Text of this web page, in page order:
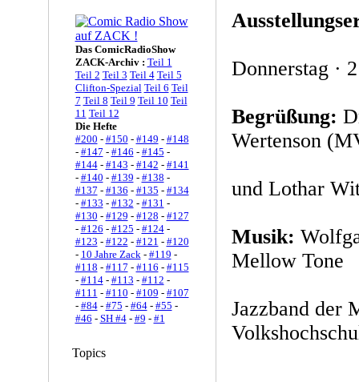
Das ComicRadioShow
ZACK-Archiv : Teil 1
Teil 2 Teil 3 Teil 4 Teil 5
Clifton-Spezial Teil 6 Teil
7 Teil 8 Teil 9 Teil 10 Teil
11 Teil 12
Die Hefte
#200 - #150 - #149 - #148
- #147 - #146 - #145 -
#144- #143 - #142 - #141
- #140 - #139 - #138 -
#137 - #136 - #135 - #134
- #133 - #132 - #131 -
#130 - #129 - #128 - #127
- #126 - #125 - #124-
#123 - #122 - #121 - #120
- 10 Jahre Zack- #119 -
#118 - #117 - #116 - #115
- #114- #113 - #112 -
#111 - #110 - #109 - #107
- #84- #75 - #64- #55 -
#46 - SH #4- #9 - #1
Topics
Donnerstag ·
Begrüßung:
Wertenson
und Lothar
Musik:
Mellow Tone
Jazzband der